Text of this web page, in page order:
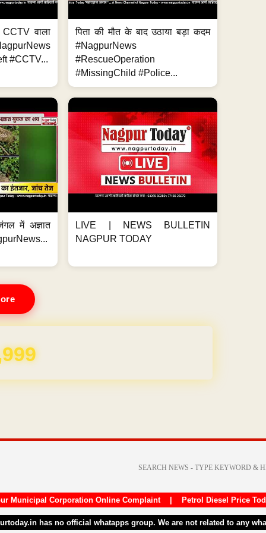
CCTV वाला
#CCTV...
पिता की मौत के बाद उठाया बड़ा कदम
#NagpurNews
#RescueOperation
#MissingChild #Police...
में अज्ञात
LIVE | NEWS BULLETIN
NAGPUR TODAY
for 1 Year
Municipal Corporation Online Complaint| Petrol Diesel Price
has no official whatapps group. We are not related to any